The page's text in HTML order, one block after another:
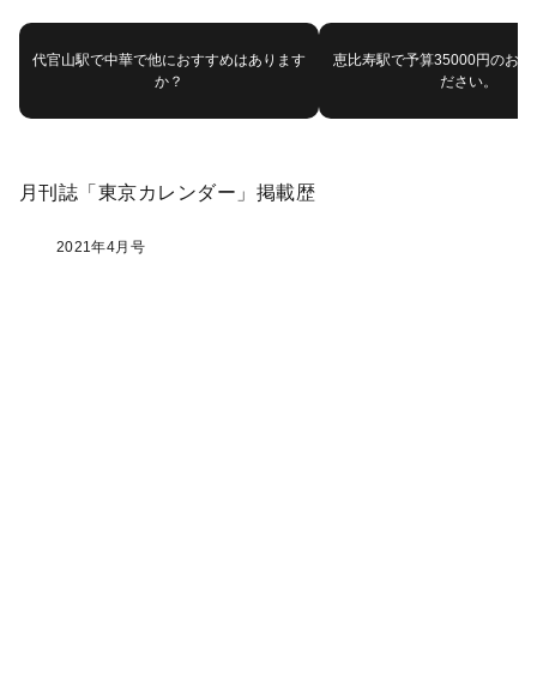
代官山駅で中華で他におすすめはあります
か？
恵比寿駅で予算35000円のお店
ださい。
月刊誌「東京カレンダー」掲載歴
2021年4月号